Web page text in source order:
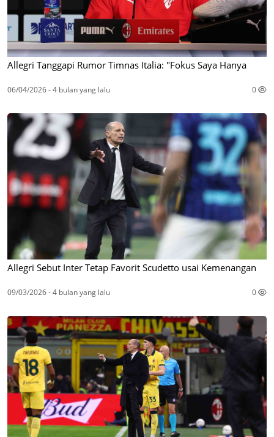
Allegri Tanggapi Rumor Timnas Italia: "Fokus Saya Hanya
06/04/2026 - 4 bulan yang lalu 0
Allegri Sebut Inter Tetap Favorit Scudetto usai Kemenangan
09/03/2026 - 4 bulan yang lalu 0